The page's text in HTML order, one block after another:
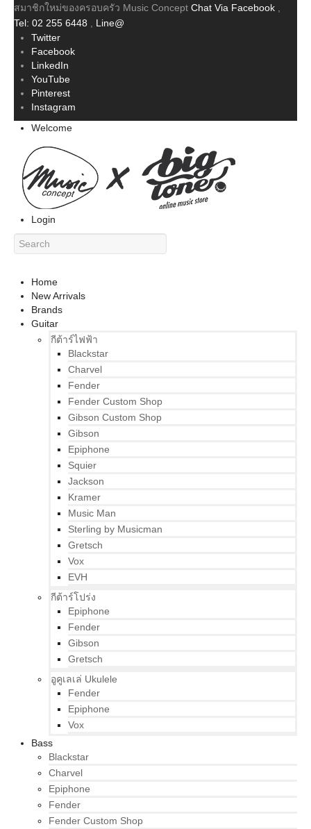
สมาชิกใหม่ของครอบครัว Music Concept Chat Via Facebook
Tel: 02 255 6448
Line@
Twitter
Facebook
LinkedIn
YouTube
Pinterest
Instagram
Welcome
Login
Home
New Arrivals
Brands
Guitar
กีต้าร์ไฟฟ้า
Blackstar
Charvel
Fender
Fender Custom Shop
Gibson Custom Shop
Gibson
Epiphone
Squier
Jackson
Kramer
Music Man
Sterling by Musicman
Gretsch
Vox
EVH
กีต้าร์โปร่ง
Epiphone
Fender
Gibson
Gretsch
อูคูเลเล่ Ukulele
Fender
Epiphone
Vox
Bass
Blackstar
Charvel
Epiphone
Fender
Fender Custom Shop